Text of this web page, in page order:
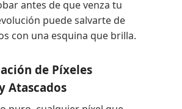
antes de que venza tu
puede salvarte de
con una esquina que brilla.
de Píxeles
Atascados